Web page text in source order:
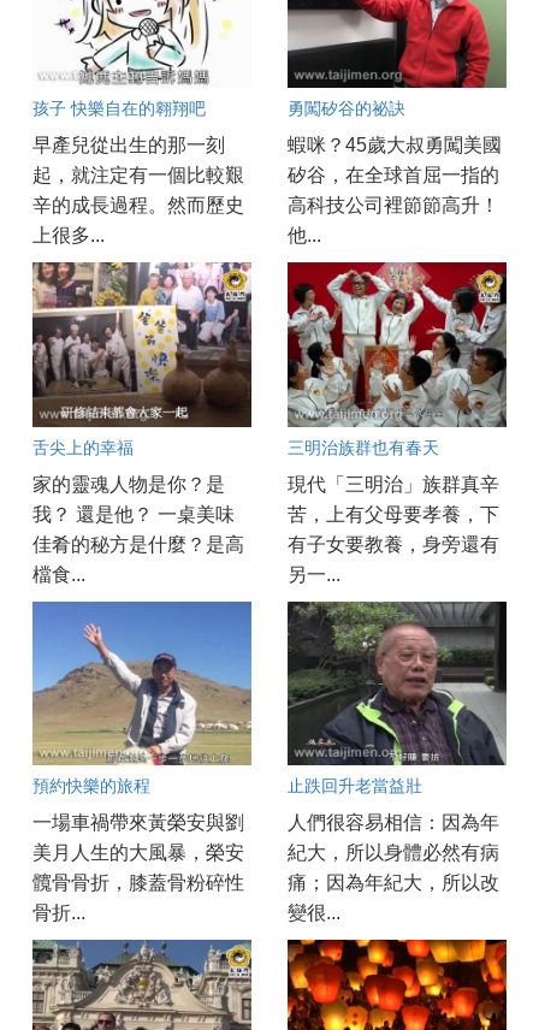
孩子 快樂自在的翱翔吧
早產兒從出生的那一刻
起，就注定有一個比較艱
辛的成長過程。然而歷史
上很多...
勇闖矽谷的祕訣
蝦咪？45歲大叔勇闖美國
矽谷，在全球首屈一指的
高科技公司裡節節高升！
他...
舌尖上的幸福
家的靈魂人物是你？是
我？ 還是他？ 一桌美味
佳肴的秘方是什麼？是高
檔食...
三明治族群也有春天
現代「三明治」族群真辛
苦，上有父母要孝養，下
有子女要教養，身旁還有
另一...
預約快樂的旅程
一場車禍帶來黃榮安與劉
美月人生的大風暴，榮安
髖骨骨折，膝蓋骨粉碎性
骨折...
止跌回升老當益壯
人們很容易相信：因為年
紀大，所以身體必然有病
痛；因為年紀大，所以改
變很...